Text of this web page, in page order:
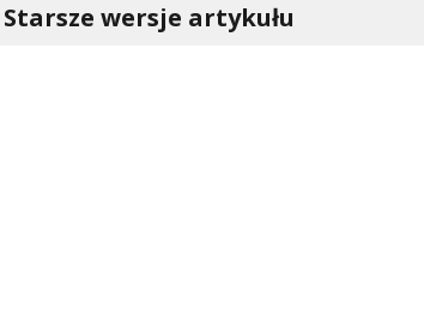
Starsze wersje artykułu